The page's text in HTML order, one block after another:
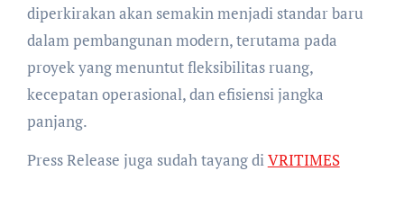
diperkirakan akan semakin menjadi standar baru
dalam pembangunan modern, terutama pada
proyek yang menuntut fleksibilitas ruang,
kecepatan operasional, dan efisiensi jangka
panjang.
Press Release juga sudah tayang di VRITIMES